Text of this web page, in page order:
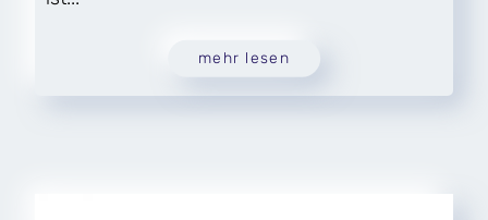
mehr lesen